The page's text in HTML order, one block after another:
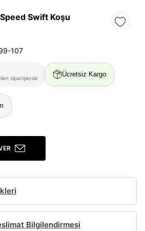
Swift Koşu
107
siparişlerde Ücretsiz Kargo
Bilgilendirmesi
Giriş Yap